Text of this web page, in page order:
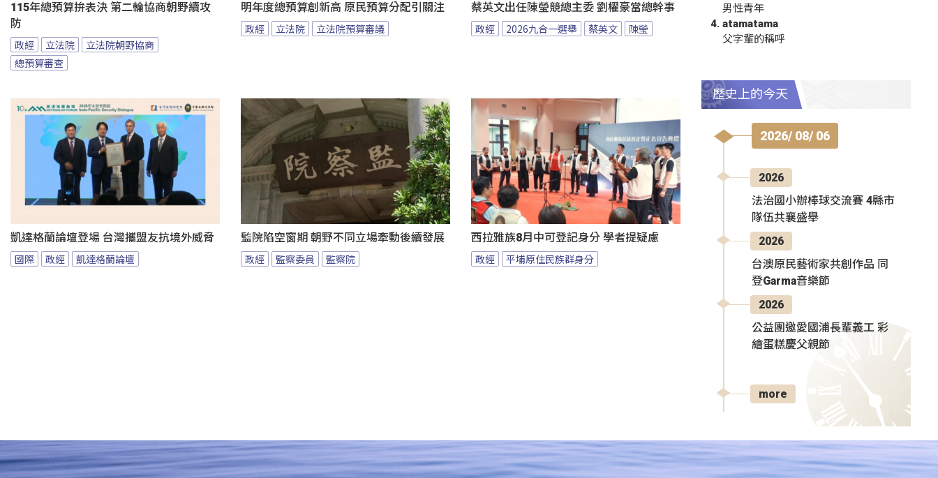
115年總預算拚表決 第二輪協商朝野續攻
防
政經 立法院
立法院朝野協商
總預算審查
明年度總預算創新高 原民預算分配引關注
政經 立法院 立法院預算審議
蔡英文出任陳瑩競總主委 劉櫂豪當總幹事
政經 2026九合一選舉 蔡英文 陳瑩
凱達格蘭論壇登場 台灣攜盟友抗境外威脅
國際 政經 凱達格蘭論壇
監院陷空窗期 朝野不同立場牽動後續發展
政經 監察委員 監察院
西拉雅族8月中可登記身分 學者提疑慮
政經 平埔原住民族群身分
男性青年
atamatama
父字輩的稱呼
歷史上的今天
2026/ 08/ 06
2026
法治國小辦棒球交流賽 4縣市
隊伍共襄盛舉
2026
台澳原民藝術家共創作品 同
登Garma音樂節
2026
公益團邀愛國浦長輩義工 彩
繪蛋糕慶父親節
more